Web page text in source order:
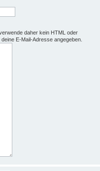
daher kein HTML oder
E-Mail-Adresse angegeben.